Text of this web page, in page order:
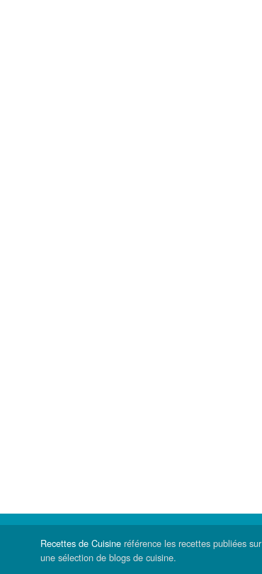
Recettes de Cuisine référence les recettes publiées sur
une sélection de blogs de cuisine.